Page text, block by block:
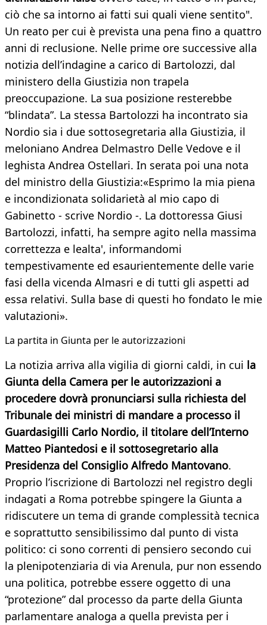
ciò che sa intorno ai fatti sui quali viene sentito".
Un reato per cui è prevista una pena fino a quattro
anni di reclusione. Nelle prime ore successive alla
notizia dell’indagine a carico di Bartolozzi, dal
ministero della Giustizia non trapela
preoccupazione. La sua posizione resterebbe
“blindata”. La stessa Bartolozzi ha incontrato sia
Nordio sia i due sottosegretaria alla Giustizia, il
meloniano Andrea Delmastro Delle Vedove e il
leghista Andrea Ostellari. In serata poi una nota
del ministro della Giustizia:«Esprimo la mia piena
e incondizionata solidarietà al mio capo di
Gabinetto - scrive Nordio -. La dottoressa Giusi
Bartolozzi, infatti, ha sempre agito nella massima
correttezza e lealta', informandomi
tempestivamente ed esaurientemente delle varie
fasi della vicenda Almasri e di tutti gli aspetti ad
essa relativi. Sulla base di questi ho fondato le mie
valutazioni».
​La partita in Giunta per le autorizzazioni
La notizia arriva alla vigilia di giorni caldi, in cui la
Giunta della Camera per le autorizzazioni a
procedere dovrà pronunciarsi sulla richiesta del
Tribunale dei ministri di mandare a processo il
Guardasigilli Carlo Nordio, il titolare dell’Interno
Matteo Piantedosi e il sottosegretario alla
Presidenza del Consiglio Alfredo Mantovano.
Proprio l’iscrizione di Bartolozzi nel registro degli
indagati a Roma potrebbe spingere la Giunta a
ridiscutere un tema di grande complessità tecnica
e soprattutto sensibilissimo dal punto di vista
politico: ci sono correnti di pensiero secondo cui
la plenipotenziaria di via Arenula, pur non essendo
una politica, potrebbe essere oggetto di una
“protezione” dal processo da parte della Giunta
parlamentare analoga a quella prevista per i